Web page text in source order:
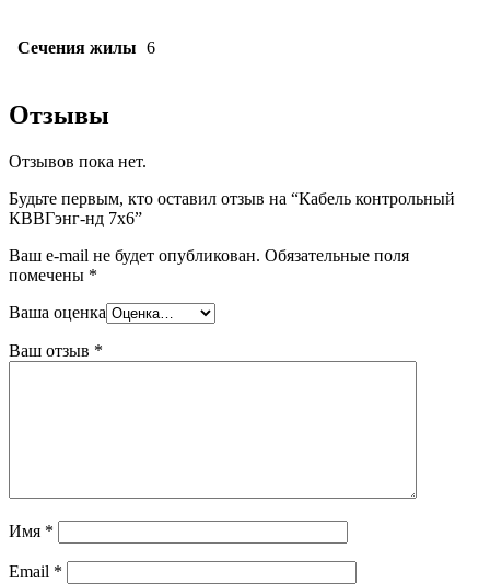
Сечения жилы 6
Отзывы
Отзывов пока нет.
Будьте первым, кто оставил отзыв на “Кабель контрольный
КВВГэнг-нд 7х6”
Ваш e-mail не будет опубликован. Обязательные поля
помечены *
Ваша оценка
Ваш отзыв *
Имя *
Email *